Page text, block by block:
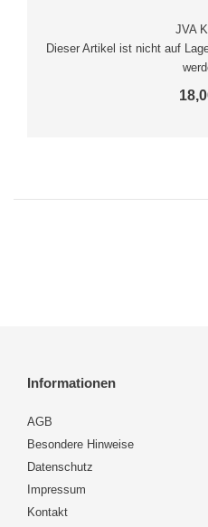
JVA
Dieser Artikel ist nicht auf
Informationen
AGB
Besondere Hinweise
Datenschutz
Impressum
Kontakt